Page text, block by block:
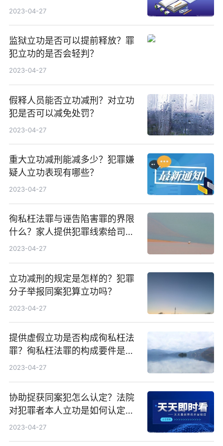
2023-04-27
监狱立功是否可以提前释放？罪
犯立功的是否会轻判？
2023-04-27
假释人员能否立功减刑？对立功
犯是否可以减免处罚？
2023-04-27
重大立功减刑能减多少？犯罪嫌
疑人立功表现有哪些？
2023-04-27
徇私枉法罪与诬告陷害罪的界限
什么？家人提供犯罪线索给司法
机关算犯罪嫌疑人立功吗？
2023-04-27
立功减刑的规定是怎样的？犯罪
分子举报同案犯算立功吗？
2023-04-27
提供虚假立功是否构成徇私枉法
罪？徇私枉法罪的构成要件是什
么？
2023-04-27
协助捉获同案犯怎么认定？法院
对犯罪者本人立功是如何认定
的？
2023-04-27